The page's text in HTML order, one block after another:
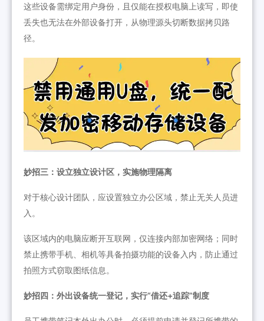
这些设备需绑定用户身份，且仅能在授权电脑上读写，即使
丢失也无法在外部设备打开，从物理源头切断数据拷贝路
径。
妙招三：设立独立设计区，实施物理隔离
对于核心设计团队，应设置独立办公区域，禁止无关人员进
入。
该区域内的电脑应断开互联网，仅连接内部加密网络；同时
禁止携带手机、相机等具备拍摄功能的设备入内，防止通过
拍照方式窃取图纸信息。
妙招四：外出设备统一登记，实行“借还+追踪”制度